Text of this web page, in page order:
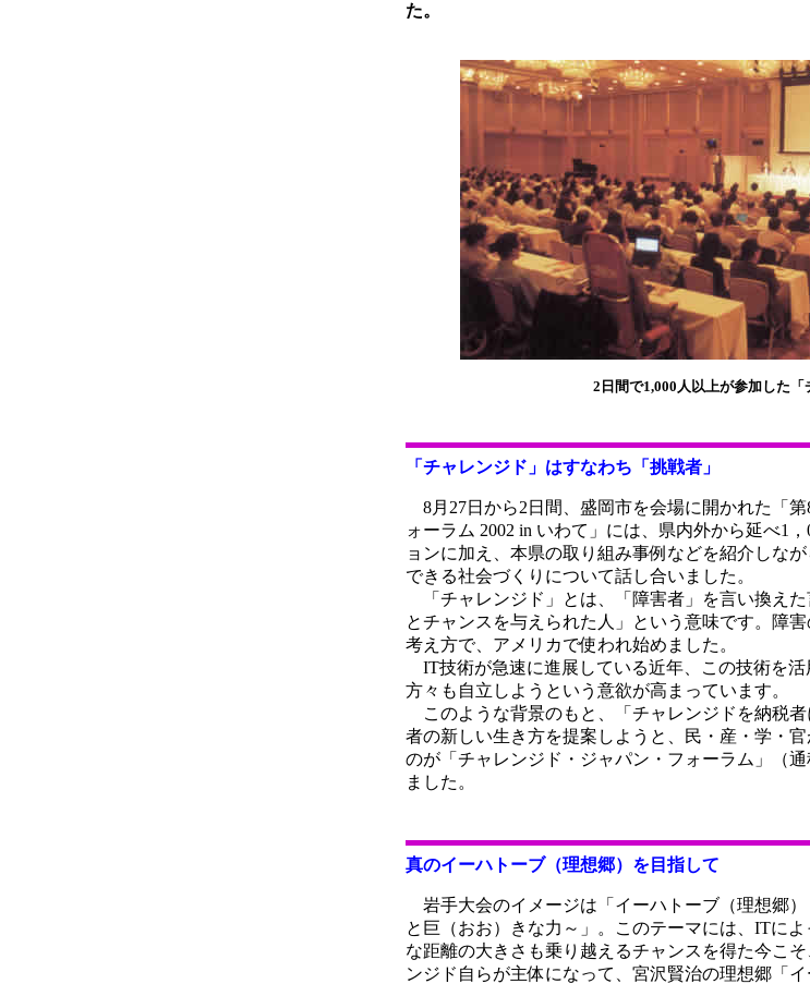
た。
2日間で1,000人以上が参加した「
「チャレンジド」はすなわち「挑戦者」
8月27日から2日間、盛岡市を会場に開かれた「
ォーラム 2002 in いわて」には、県内外から延べ1
ョンに加え、本県の取り組み事例などを紹介しな
できる社会づくりについて話し合いました。
「チャレンジド」とは、「障害者」を言い換え
とチャンスを与えられた人」という意味です。障
考え方で、アメリカで使われ始めました。
IT技術が急速に進展している近年、この技術を活
方々も自立しようという意欲が高まっています。
このような背景のもと、「チャレンジドを納税
者の新しい生き方を提案しようと、民・産・学・
のが「チャレンジド・ジャパン・フォーラム」（通
ました。
真のイーハトーブ（理想郷）を目指して
岩手大会のイメージは「イーハトーブ（理想郷
と巨（おお）きな力～」。このテーマには、ITに
な距離の大きさも乗り越えるチャンスを得た今こ
ンジド自らが主体になって、宮沢賢治の理想郷「